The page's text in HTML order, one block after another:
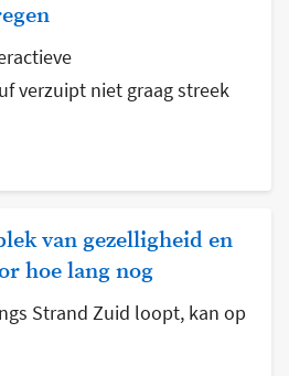
verzuipt niet graag streek
van gezelligheid en
hoe lang nog
Strand Zuid loopt, kan op